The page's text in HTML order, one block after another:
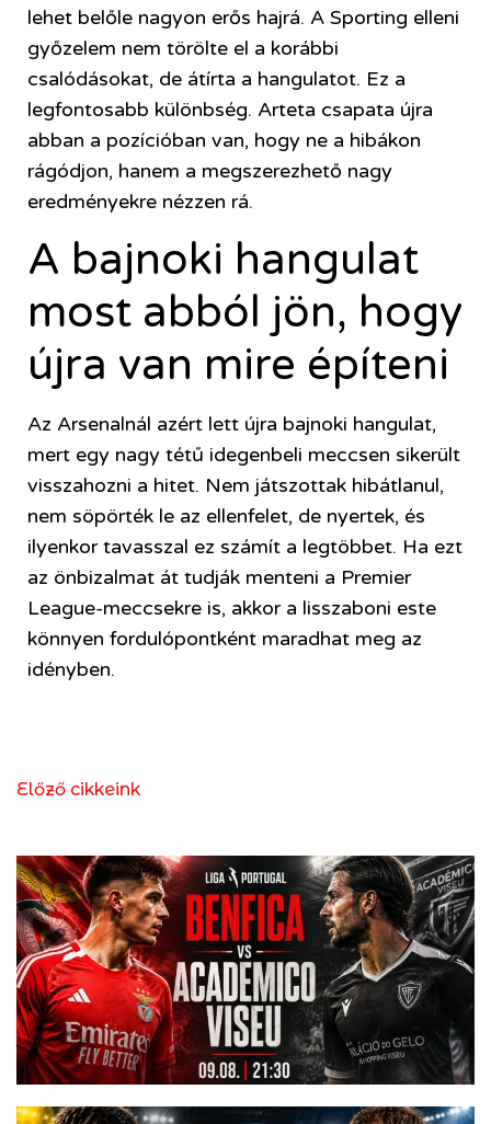
Előző cikkeink
lehet belőle nagyon erős hajrá. A Sporting elleni
győzelem nem törölte el a korábbi
csalódásokat, de átírta a hangulatot. Ez a
legfontosabb különbség. Arteta csapata újra
abban a pozícióban van, hogy ne a hibákon
rágódjon, hanem a megszerezhető nagy
eredményekre nézzen rá.
A bajnoki hangulat
most abból jön, hogy
újra van mire építeni
Az Arsenalnál azért lett újra bajnoki hangulat,
mert egy nagy tétű idegenbeli meccsen sikerült
visszahozni a hitet. Nem játszottak hibátlanul,
nem söpörték le az ellenfelet, de nyertek, és
ilyenkor tavasszal ez számít a legtöbbet. Ha ezt
az önbizalmat át tudják menteni a Premier
League-meccsekre is, akkor a lisszaboni este
könnyen fordulópontként maradhat meg az
idényben.